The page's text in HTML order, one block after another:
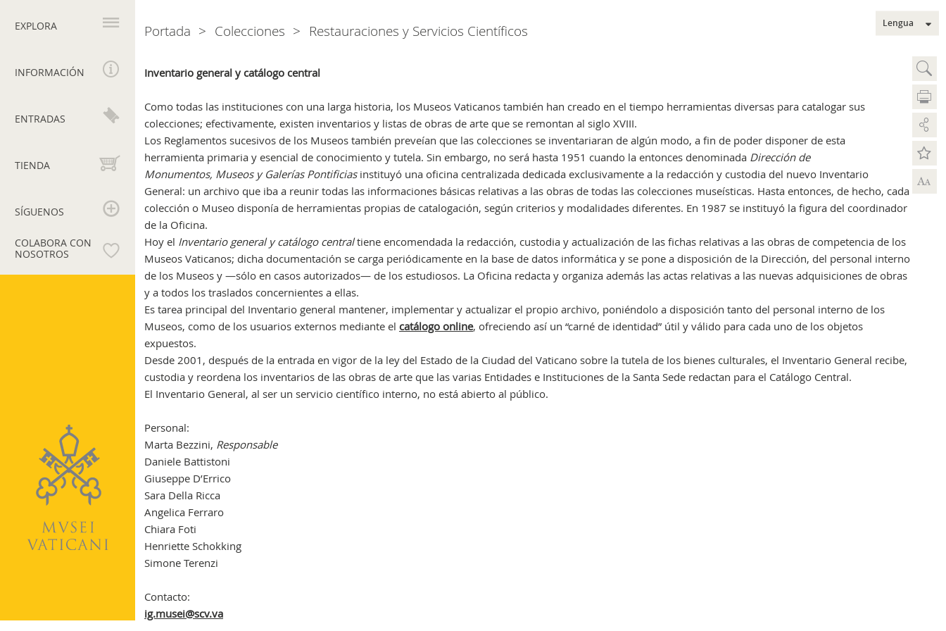
principal
EXPLORA
INFORMACIÓN
ENTRADAS
TIENDA
SÍGUENOS
COLABORA CON
NOSOTROS
Inventario general y catálogo central
Como todas las instituciones con una larga historia, los Museos Vaticanos también han creado en el tiempo herramientas diversas para catalogar sus
colecciones; efectivamente, existen inventarios y listas de obras de arte que se remontan al siglo XVIII.
Los Reglamentos sucesivos de los Museos también preveían que las colecciones se inventariaran de algún modo, a fin de poder disponer de esta
herramienta primaria y esencial de conocimiento y tutela. Sin embargo, no será hasta 1951 cuando la entonces denominada Dirección de
Monumentos, Museos y Galerías Pontificiasinstituyó una oficina centralizada dedicada exclusivamente a la redacción y custodia del nuevo Inventario
General: un archivo que iba a reunir todas las informaciones básicas relativas a las obras de todas las colecciones museísticas. Hasta entonces, de hecho, cada
colección o Museo disponía de herramientas propias de catalogación, según criterios y modalidades diferentes. En 1987 se instituyó la figura del coordinador
de la Oficina.
Hoy el Inventario general y catálogo centraltiene encomendada la redacción, custodia y actualización de las fichas relativas a las obras de competencia de los
Museos Vaticanos; dicha documentación se carga periódicamente en la base de datos informática y se pone a disposición de la Dirección, del personal interno
de los Museos y —sólo en casos autorizados— de los estudiosos. La Oficina redacta y organiza además las actas relativas a las nuevas adquisiciones de obras
y a todos los traslados concernientes a ellas.
Es tarea principal del Inventario general mantener, implementar y actualizar el propio archivo, poniéndolo a disposición tanto del personal interno de los
Museos, como de los usuarios externos mediante el catálogo online, ofreciendo así un “carné de identidad” útil y válido para cada uno de los objetos
expuestos.
Desde 2001, después de la entrada en vigor de la ley del Estado de la Ciudad del Vaticano sobre la tutela de los bienes culturales, el Inventario General recibe,
custodia y reordena los inventarios de las obras de arte que las varias Entidades e Instituciones de la Santa Sede redactan para el Catálogo Central.
El Inventario General, al ser un servicio científico interno, no está abierto al público.
Personal:
Marta Bezzini, Responsable
Daniele Battistoni
Giuseppe D’Errico
Sara Della Ricca
Angelica Ferraro
Chiara Foti
Henriette Schokking
Simone Terenzi
Contacto:
ig.musei@scv.va
A
Breadcrumb
Portada Colecciones Restauraciones y Servicios Científicos Lengua